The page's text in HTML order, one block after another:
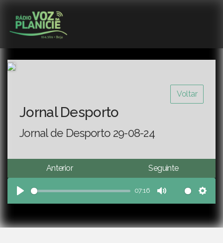
Voltar
Jornal Desporto
Jornal de Desporto 29-08-24
Anterior Seguinte
Play
07:16
Mute